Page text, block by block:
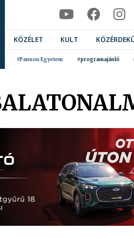
KÖZÉLET KULT
#Pannon Egyetem #programajánló